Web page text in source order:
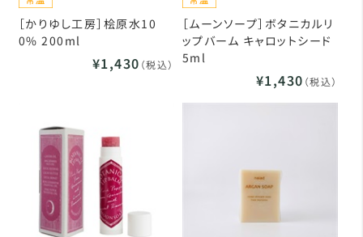
［かりゆし工房］桧原水10
0% 200ml
¥1,430 （税込）
［ムーンソープ］ボタニカルリ
ップバーム キャロットシード
5ml
¥1,430 （税込）